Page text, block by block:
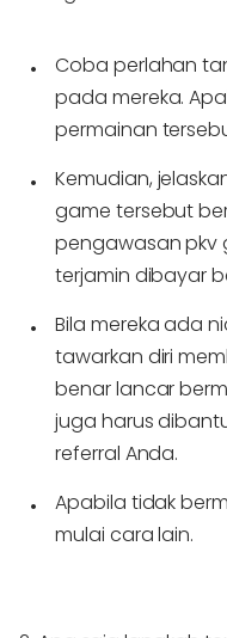
Coba perlahan
pada mereka.
permainan
Kemudian,
game tersebut
pengawasan pkv
terjamin dibayar
Bila mereka ada
tawarkan diri
benar lancar
juga harus
referral Anda.
Apabila tidak
mulai cara lain.